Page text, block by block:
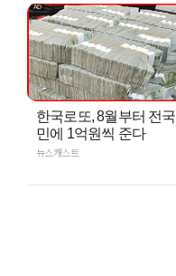
한국로또, 8월부터 전국
민에 1억원씩 준다
뉴스캐스트